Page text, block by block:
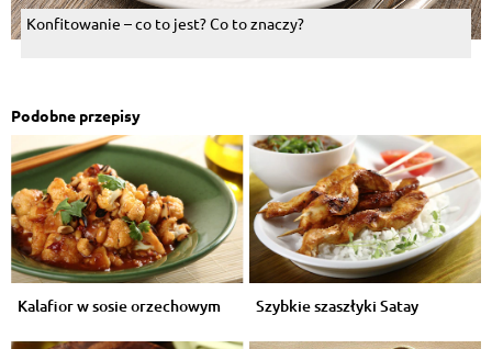
Konfitowanie – co to jest? Co to znaczy?
Podobne przepisy
Kalafior w sosie orzechowym Szybkie szaszłyki Satay